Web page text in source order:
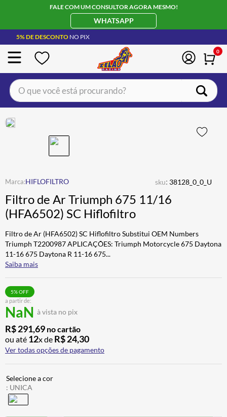
FALE COM UM CONSULTOR AGORA MESMO!
WHATSAPP
5% DE DESCONTO NO PIX
0
O que você está procurando?
HIFLOFILTRO sku: 38128_0_0_U
Filtro de Ar Triumph 675 11/16
(HFA6502) SC Hiflofiltro
Filtro de Ar (HFA6502) SC Hiflofiltro Substitui OEM Numbers
Triumph T2200987 APLICAÇÕES: Triumph Motorcycle 675 Daytona
11-16 675 Daytona R 11-16 675...
Saiba mais
a partir de:
NaN à vista no pix
5% OFF
R$291,69 no cartão
ou até 12x de R$24,30
Ver todas opções de pagamento
: UNICA
BOTA
4º ÓCULOS SOLAR
5º LUVA
6º ALPINESTAR
7º BAU
8º CALÇA
9º AIROH
10º